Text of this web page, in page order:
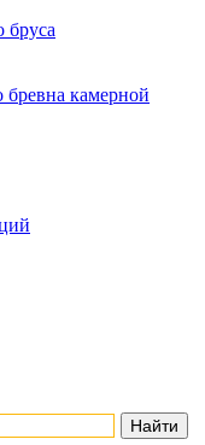
бруса
камерной